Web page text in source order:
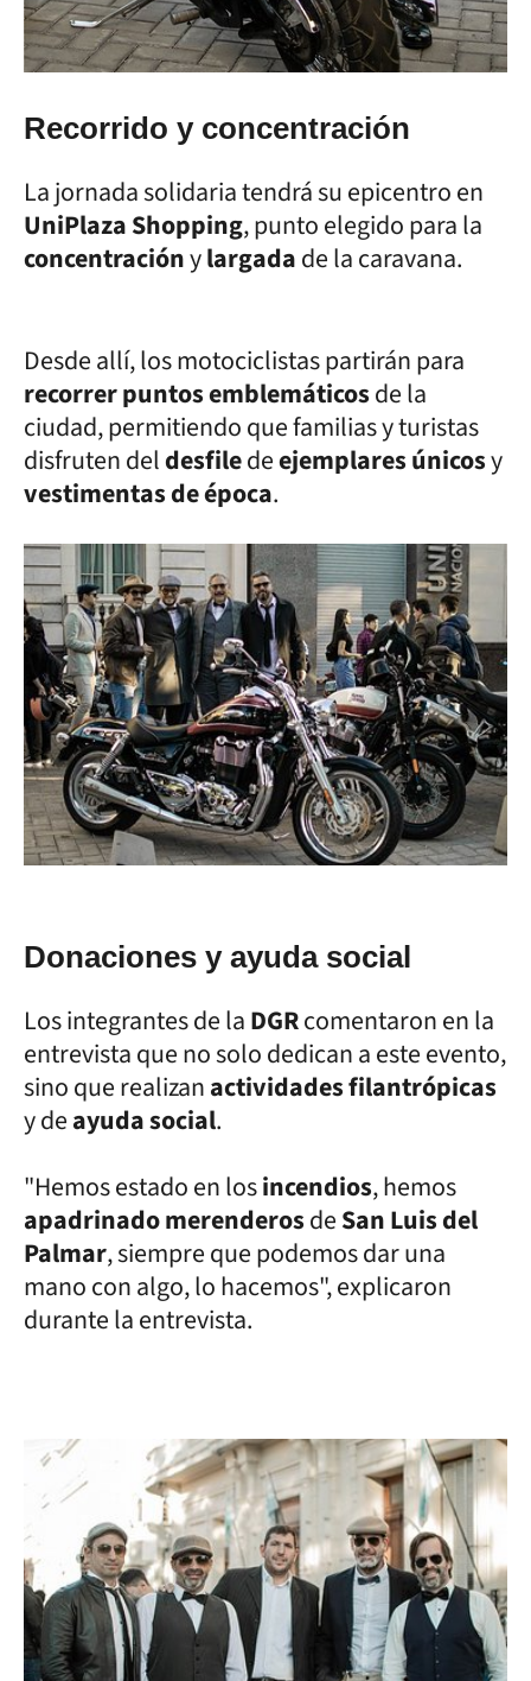
Recorrido y concentración
La jornada solidaria tendrá su epicentro en
UniPlaza Shopping, punto elegido para la
concentraciónylargadade la caravana.
Desde allí, los motociclistas partirán para
recorrer puntos emblemáticosde la
ciudad, permitiendo que familias y turistas
disfruten deldesfiledeejemplares únicosy
vestimentas de época.
Donaciones y ayuda social
Los integrantes de laDGRcomentaron en la
entrevista que no solo dedican a este evento,
sino que realizanactividades filantrópicas
y deayuda social.
"Hemos estado en losincendios, hemos
apadrinado merenderosdeSan Luis del
Palmar, siempre que podemos dar una
mano con algo, lo hacemos", explicaron
durante la entrevista.